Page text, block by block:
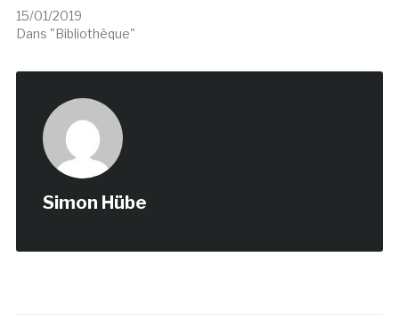
15/01/2019
Dans "Bibliothèque"
Simon Hübe